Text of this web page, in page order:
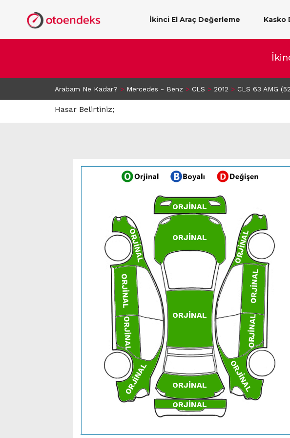
İkinci El Araç Değerleme Kasko
Arabam Ne Kadar? > Mercedes - Benz > CLS > 2012 > CLS 63 AMG
Hasar Belirtiniz;
ORJİNAL
ORJİNAL ORJİNAL
ORJİNAL
ORJİNAL
ORJİNAL
ORJİNAL ORJİNAL
ORJİNAL
ORJİNAL
ORJİNAL ORJİNAL
ORJİNAL